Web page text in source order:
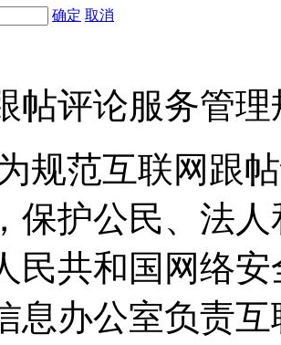
确定 取消
帖评论服务管理
规范互联网跟
保护公民、法
民共和国网络
息办公室负责